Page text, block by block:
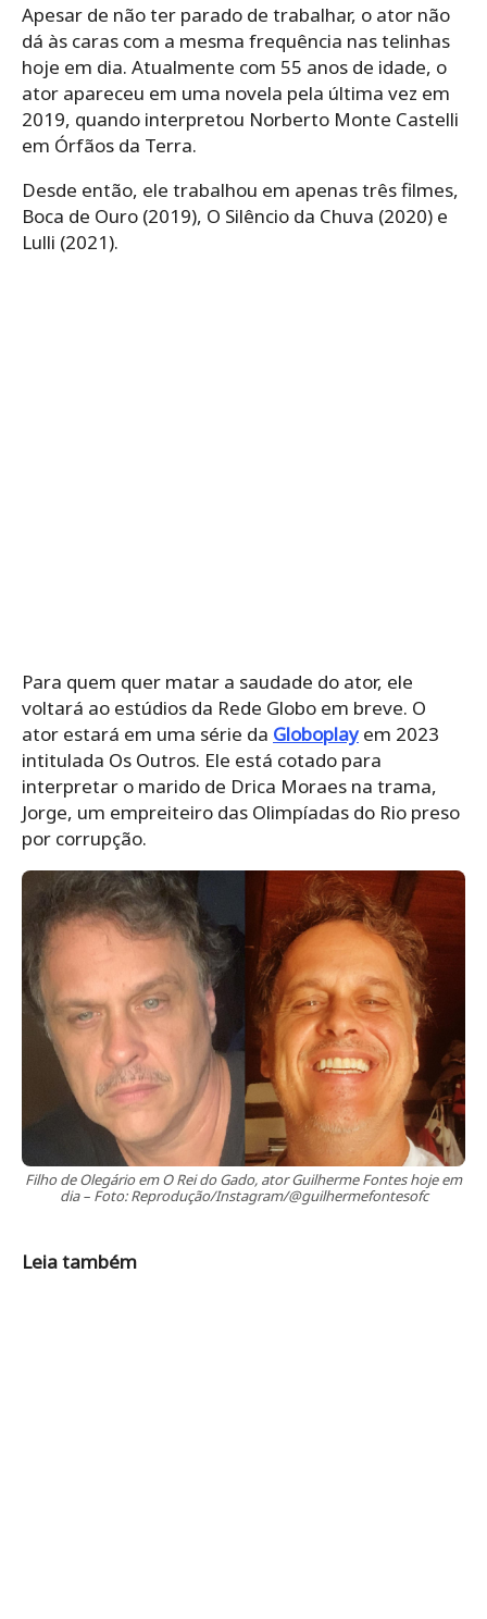
Apesar de não ter parado de trabalhar, o ator não
dá às caras com a mesma frequência nas telinhas
hoje em dia. Atualmente com 55 anos de idade, o
ator apareceu em uma novela pela última vez em
2019, quando interpretou Norberto Monte Castelli
em Órfãos da Terra.
Desde então, ele trabalhou em apenas três filmes,
Boca de Ouro (2019), O Silêncio da Chuva (2020) e
Lulli (2021).
Para quem quer matar a saudade do ator, ele
voltará ao estúdios da Rede Globo em breve. O
ator estará em uma série da Globoplayem 2023
intitulada Os Outros. Ele está cotado para
interpretar o marido de Drica Moraes na trama,
Jorge, um empreiteiro das Olimpíadas do Rio preso
por corrupção.
Filho de Olegário em O Rei do Gado, ator Guilherme Fontes hoje em
dia – Foto: Reprodução/Instagram/@guilhermefontesofc
Leia também